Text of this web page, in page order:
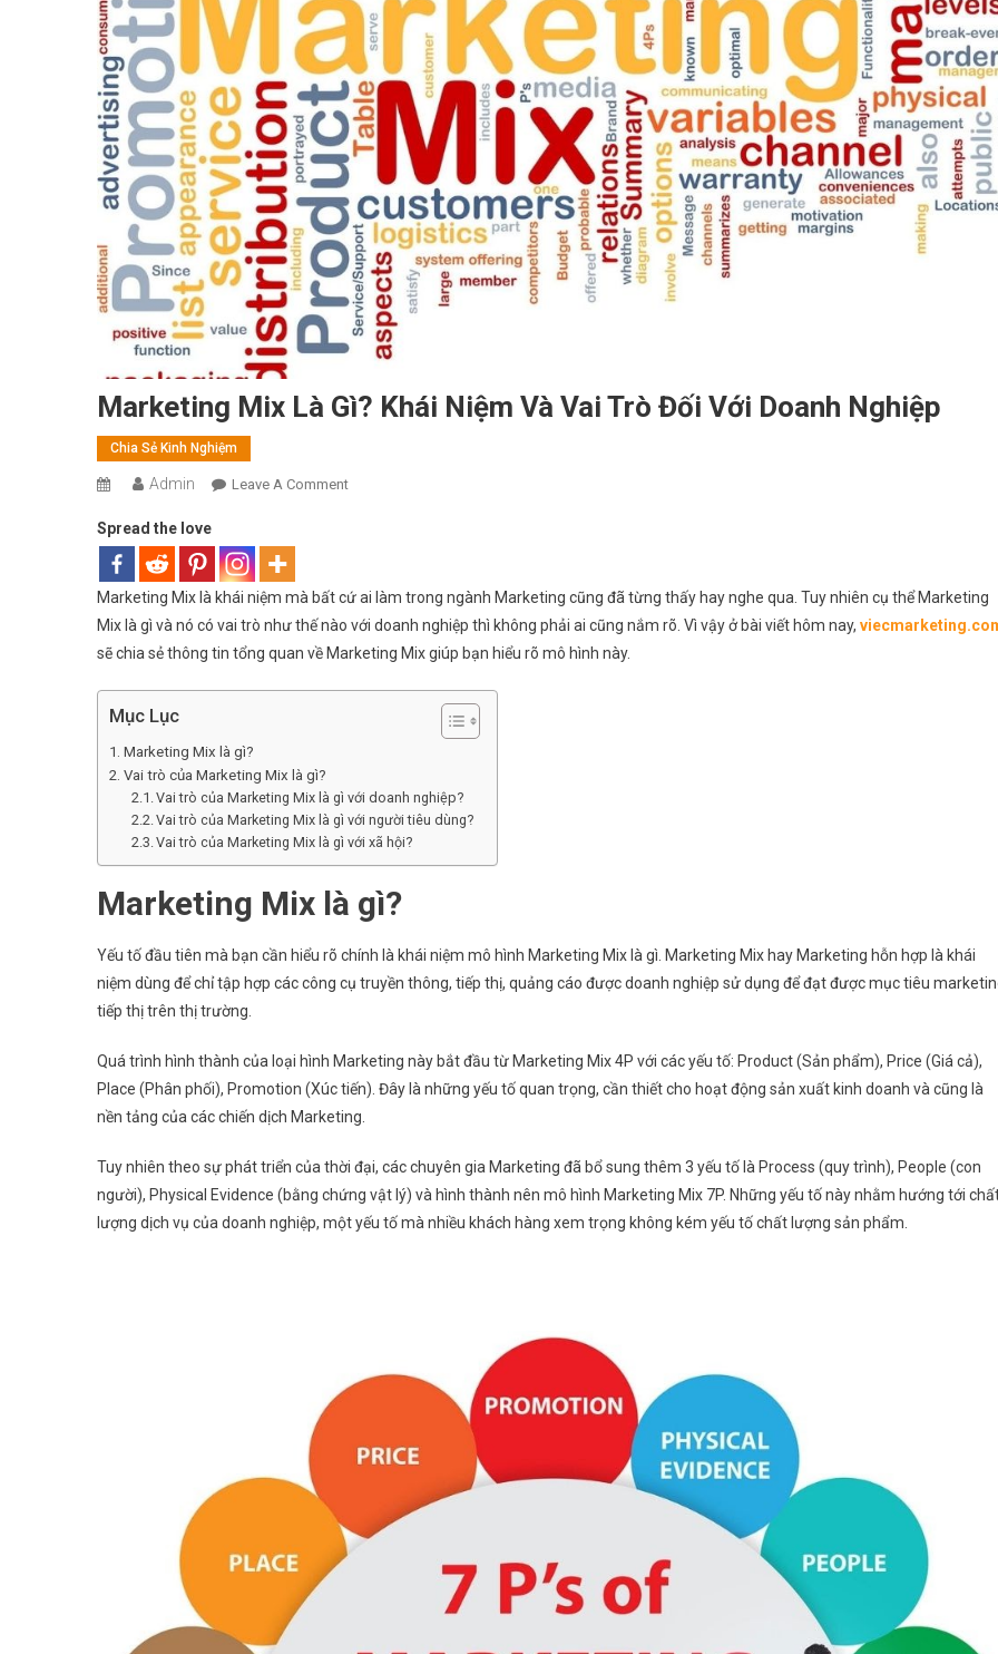
Marketing Mix Là Gì? Khái Niệm Và Vai Trò Đối Với Doanh Nghiệp
Chia Sẻ Kinh Nghiệm
Admin Leave A CommentOn
Và
Vai
Doanh
Nghiệp
Spread the love
Marketing Mix là khái niệm mà bất cứ ai làm trong ngành Marketing cũng đã từng thấy hay nghe qua. Tuy nhiên cụ thể Marketing
Mix là gì và nó có vai trò như thế nào với doanh nghiệp thì không phải ai cũng nắm rõ. Vì vậy ở bài viết hôm nay,
sẽ chia sẻ thông tin tổng quan về Marketing Mix giúp bạn hiểu rõ mô hình này.
Mục Lục
Marketing Mix là gì?
Vai trò của Marketing Mix là gì?
Vai trò của Marketing Mix là gì với doanh nghiệp?
Vai trò của Marketing Mix là gì với người tiêu dùng?
Vai trò của Marketing Mix là gì với xã hội?
Marketing Mix là gì?
Yếu tố đầu tiên mà bạn cần hiểu rõ chính là khái niệm mô hình Marketing Mix là gì. Marketing Mix hay Marketing hỗn hợp là khái
niệm dùng để chỉ tập hợp các công cụ truyền thông, tiếp thị, quảng cáo được doanh nghiệp sử dụng để đạt được mục tiêu
tiếp thị trên thị trường.
Quá trình hình thành của loại hình Marketing này bắt đầu từ Marketing Mix 4P với các yếu tố: Product (Sản phẩm), Price (Giá cả),
Place (Phân phối), Promotion (Xúc tiến). Đây là những yếu tố quan trọng, cần thiết cho hoạt động sản xuất kinh doanh và cũng là
nền tảng của các chiến dịch Marketing.
Tuy nhiên theo sự phát triển của thời đại, các chuyên gia Marketing đã bổ sung thêm 3 yếu tố là Process (quy trình), People (con
người), Physical Evidence (bằng chứng vật lý) và hình thành nên mô hình Marketing Mix 7P. Những yếu tố này nhằm hướng tới
lượng dịch vụ của doanh nghiệp, một yếu tố mà nhiều khách hàng xem trọng không kém yếu tố chất lượng sản phẩm.